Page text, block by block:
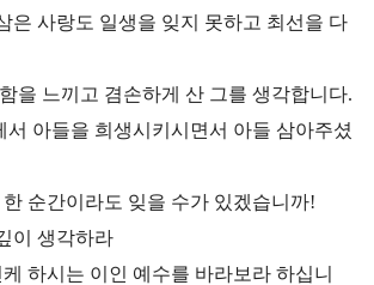
은 사랑도 일생을 잊지 못하고 최선을 다
을 느끼고 겸손하게 산 그를 생각합니다.
서 아들을 희생시키시면서 아들 삼아주셨
순간이라도 잊을 수가 있겠습니까!
이 생각하라
하시는 이인 예수를 바라보라 하십니